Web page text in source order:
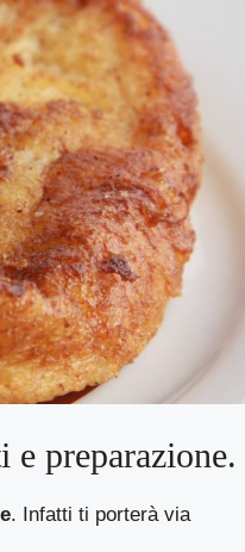
preparazione.
. Infatti ti porterà via